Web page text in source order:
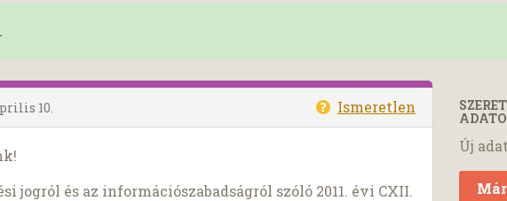
.
10. Ismeretlen
jogról és az információszabadságról szóló 2011. évi CXII.
Új